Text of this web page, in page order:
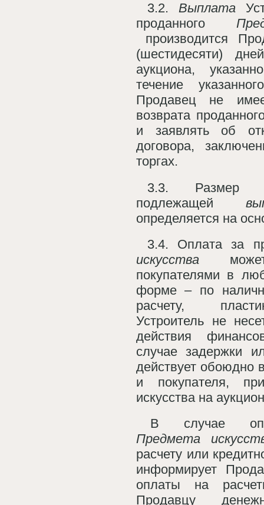
3.2.Выплата
проданного
производится
(шестидесяти)
аукциона,
течение
Продавец не
возврата
и заявлять об
договора,
торгах.
3.3. Размер
подлежащей
определяется на
3.4. Оплата за
искусстваможет
покупателями в
форме – по
расчету,
Устроитель не
действия
случае задержки
действует обоюдно
и покупателя,
искусства на
В случае
Предмета
расчету или
информирует
оплаты на
Продавцу